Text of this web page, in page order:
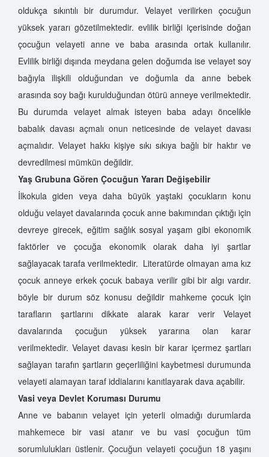
oldukça sıkıntılı bir durumdur. Velayet verilirken çocuğun
yüksek yararı gözetilmektedir. evlilik birliği içerisinde doğan
çocuğun velayeti anne ve baba arasında ortak kullanılır.
Evlilik birliği dışında meydana gelen doğumda ise velayet soy
bağıyla ilişkili olduğundan ve doğumla da anne bebek
arasında soy bağı kurulduğundan ötürü anneye verilmektedir.
Bu durumda velayet almak isteyen baba adayı öncelikle
babalık davası açmalı onun neticesinde de velayet davası
açmalıdır. Velayet hakkı kişiye sıkı sıkıya bağlı bir haktır ve
devredilmesi mümkün değildir.
Yaş Grubuna Gören Çocuğun Yararı Değişebilir
İlkokula giden veya daha büyük yaştaki çocukların konu
olduğu velayet davalarında çocuk anne bakımından çıktığı için
devreye girecek, eğitim sağlık sosyal yaşam gibi ekonomik
faktörler ve çocuğa ekonomik olarak daha iyi şartlar
sağlayacak tarafa verilmektedir. Literatürde olmayan ama kız
çocuk anneye erkek çocuk babaya verilir gibi bir algı vardır.
böyle bir durum söz konusu değildir mahkeme çocuk için
tarafların şartlarını dikkate alarak karar verir Velayet
davalarında çocuğun yüksek yararına olan karar
verilmektedir. Velayet davası kesin bir karar içermez şartları
sağlayan tarafın şartların geçerliliğini kaybetmesi durumunda
velayeti alamayan taraf iddialarını kanıtlayarak dava açabilir.
Vasi veya Devlet Koruması Durumu
Anne ve babanın velayet için yeterli olmadığı durumlarda
mahkemece bir vasi atanır ve bu vasi çocuğun tüm
sorumlulukları üstlenir. Çocuğun velayeti çocuğun 18 yaşını